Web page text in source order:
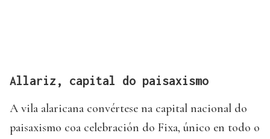
Allariz, capital do paisaxismo
A vila alaricana convértese na capital nacional do
paisaxismo coa celebración do Fixa, único en todo o